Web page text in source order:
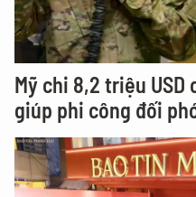
Mỹ chi 8,2 triệu
giúp phi công đối